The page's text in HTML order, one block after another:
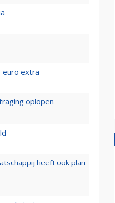
euro extra
oplopen
heeft ook plan